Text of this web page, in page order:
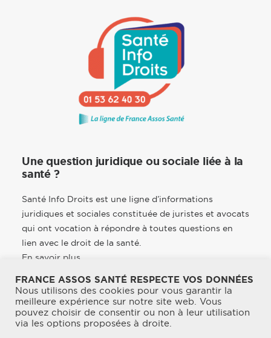
Une question juridique ou sociale liée à la
santé ?
Santé Info Droits est une ligne d’informations
juridiques et sociales constituée de juristes et avocats
qui ont vocation à répondre à toutes questions en
lien avec le droit de la santé.
En savoir plus
© 2026 France Assos Santé. | Tous droits réservés.
FRANCE ASSOS SANTÉ RESPECTE VOS DONNÉES
Nous utilisons des cookies pour vous garantir la
meilleure expérience sur notre site web. Vous
pouvez choisir de consentir ou non à leur utilisation
via les options proposées à droite.